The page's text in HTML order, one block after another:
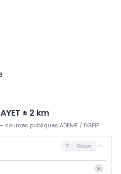
± 2 km
sources publiques ADEME / DGFiP
? Reset
×